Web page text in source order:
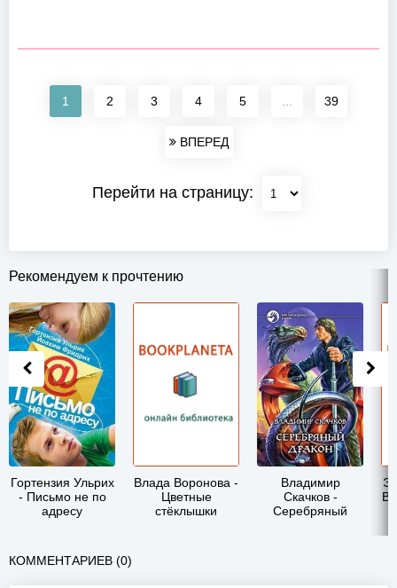
1 2 3 4 5 39
ВПЕРЕД
Перейти на страницу:
Рекомендуем к прочтению
Гортензия Ульрих
- Письмо не по
адресу
Влада Воронова -
Цветные
стёклышки
Владимир
Скачков -
Серебряный
КОММЕНТАРИЕВ (0)